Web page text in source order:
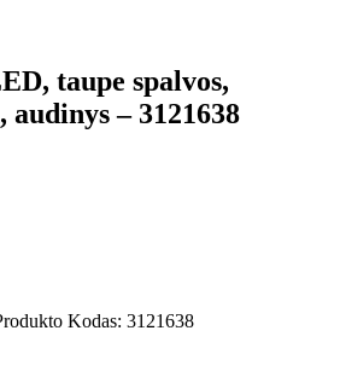
taupe spalvos,
audinys – 3121638
Kodas: 3121638